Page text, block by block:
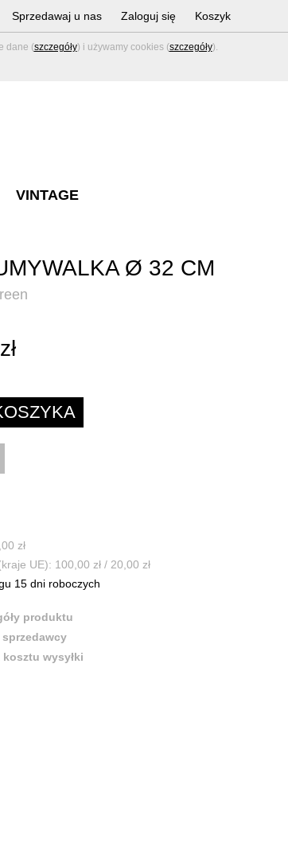
dane (szczegóły) i używamy cookies (szczegóły).
Sprzedawaj u nas Zaloguj się Koszyk
VINTAGE
Ø 32 CM
zł
UE): 100,00 zł / 20,00 zł
15 dni roboczych
produktu
wysyłki